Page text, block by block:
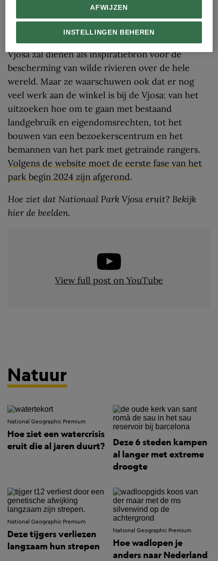
De Vjosa als inspiratiebron
Activisten hopen dat de nieuwe status van de
Vjosa zal dienen als inspiratiebron voor de
bescherming van wilde rivieren over de hele
wereld. Maar ze waarschuwen ook dat er nog
veel werk aan de winkel is bij de Vjosa: van het
uitzoeken hoe om te gaan met bestaand
landgebruik en eigendomsrechten, tot het
bouwen van een bezoekerscentrum en het
bemannen van het park met getrainde rangers.
Volgens de website moet de eerste fase van het
park begin 2024 zijn afgerond.
Hoe ziet dat Nationaal Park Vjosa eruit? Bekijk
hier de beelden.
View full post on YouTube
Natuur
National Geographic Premium
Hoe ziet een watercrisis
eruit die al jaren duurt?
Deze 6 steden kampen
al langer met extreme
droogte
National Geographic Premium
Deze tijgers verliezen
langzaam hun strepen
National Geographic Premium
Hoe wadlopen je
anders naar Nederland
INSTELLINGEN BEHEREN
AFWIJZEN